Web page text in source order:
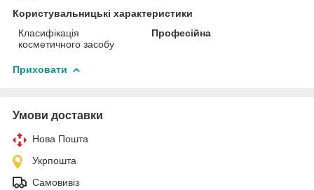
Користувальницькі характеристики
Класифікація
косметичного засобу
Професійна
Приховати
Умови доставки
Нова Пошта
Укрпошта
Самовивіз